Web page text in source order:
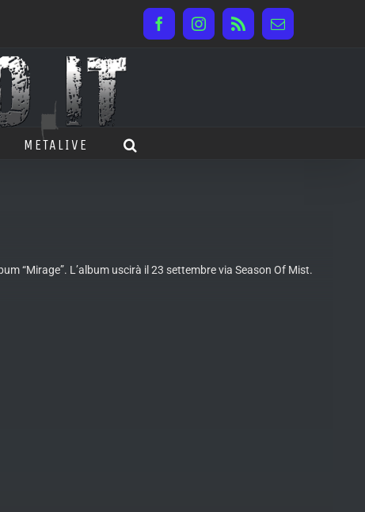
FacebookInstagram
Rss Email
METALIVE
“Mirage”. L’album uscirà il 23 settembre via Season Of Mist.